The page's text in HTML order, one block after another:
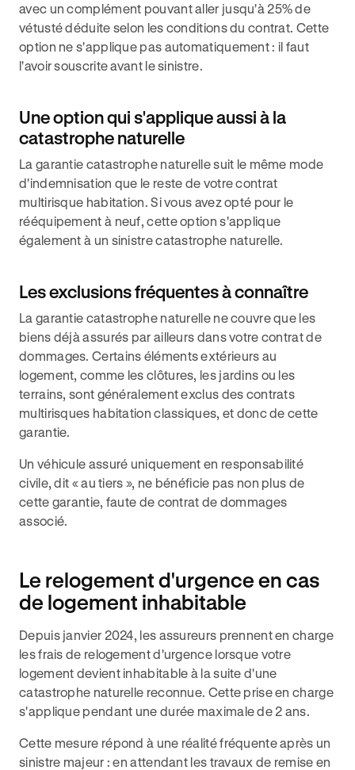
avec un complément pouvant aller jusqu'à 25% de
vétusté déduite selon les conditions du contrat. Cette
option ne s'applique pas automatiquement : il faut
l'avoir souscrite avant le sinistre.
Une option qui s'applique aussi à la
catastrophe naturelle
La garantie catastrophe naturelle suit le même mode
d'indemnisation que le reste de votre contrat
multirisque habitation. Si vous avez opté pour le
rééquipement à neuf, cette option s'applique
également à un sinistre catastrophe naturelle.
Les exclusions fréquentes à connaître
La garantie catastrophe naturelle ne couvre que les
biens déjà assurés par ailleurs dans votre contrat de
dommages. Certains éléments extérieurs au
logement, comme les clôtures, les jardins ou les
terrains, sont généralement exclus des contrats
multirisques habitation classiques, et donc de cette
garantie.
Un véhicule assuré uniquement en responsabilité
civile, dit « au tiers », ne bénéficie pas non plus de
cette garantie, faute de contrat de dommages
associé.
Le relogement d'urgence en cas
de logement inhabitable
Depuis janvier 2024, les assureurs prennent en charge
les frais de relogement d'urgence lorsque votre
logement devient inhabitable à la suite d'une
catastrophe naturelle reconnue. Cette prise en charge
s'applique pendant une durée maximale de 2 ans.
Cette mesure répond à une réalité fréquente après un
sinistre majeur : en attendant les travaux de remise en